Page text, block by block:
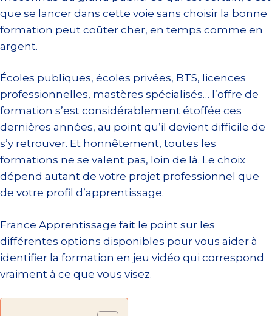
que se lancer dans cette voie sans choisir la bonne
formation peut coûter cher, en temps comme en
argent.
Écoles publiques, écoles privées, BTS, licences
professionnelles, mastères spécialisés… l’offre de
formation s’est considérablement étoffée ces
dernières années, au point qu’il devient difficile de
s’y retrouver. Et honnêtement, toutes les
formations ne se valent pas, loin de là. Le choix
dépend autant de votre projet professionnel que
de votre profil d’apprentissage.
France Apprentissage fait le point sur les
différentes options disponibles pour vous aider à
identifier la formation en jeu vidéo qui correspond
vraiment à ce que vous visez.